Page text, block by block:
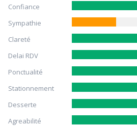
Confiance
Sympathie
Clareté
Delai RDV
Ponctualité
Stationnement
Desserte
Agreabilité